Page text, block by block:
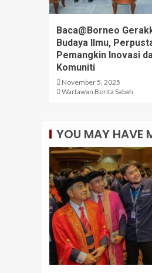
Baca@Borneo
Budaya Ilmu,
Pemangkin Inovasi
Komuniti
November 5, 2025
Wartawan Berita Sabah
YOU MAY HAVE